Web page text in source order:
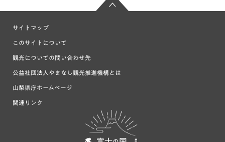
サイトマップ
このサイトについて
観光についての問い合わせ先
公益社団法人やまなし観光推進機構とは
山梨県庁ホームページ
関連リンク
富士の国や
まなし